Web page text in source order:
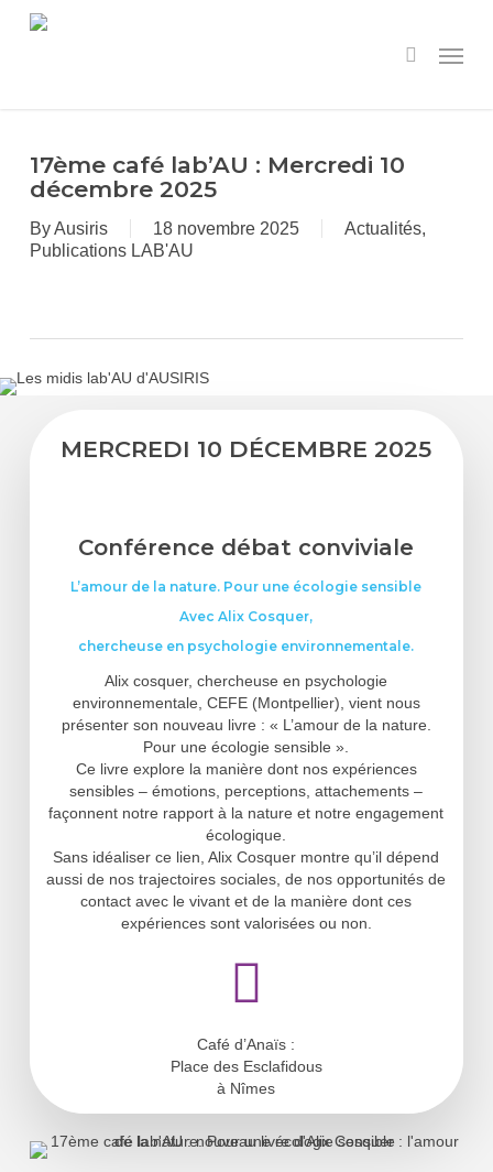
search
17ème café lab’AU : Mercredi 10
décembre 2025
ByAusiris 18 novembre 2025 Actualités,
Publications LAB'AU
MERCREDI 10 DÉCEMBRE 2025
Conférence débat conviviale
L’amour de la nature. Pour une écologie sensible
Avec Alix Cosquer,
chercheuse en psychologie environnementale.
Alix cosquer, chercheuse en psychologie
environnementale, CEFE (Montpellier), vient nous
présenter son nouveau livre : « L’amour de la nature.
Pour une écologie sensible ».
Ce livre explore la manière dont nos expériences
sensibles – émotions, perceptions, attachements –
façonnent notre rapport à la nature et notre engagement
écologique.
Sans idéaliser ce lien, Alix Cosquer montre qu’il dépend
aussi de nos trajectoires sociales, de nos opportunités de
contact avec le vivant et de la manière dont ces
expériences sont valorisées ou non.
Café d’Anaïs :
Place des Esclafidous
à Nîmes